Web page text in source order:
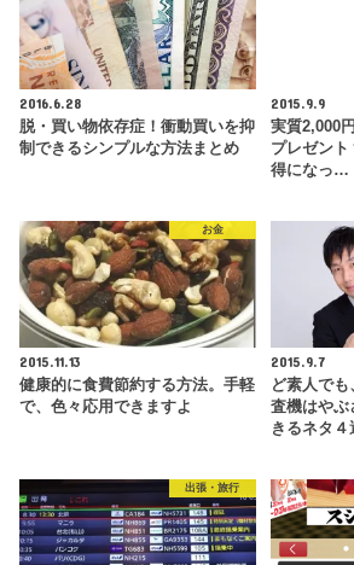
2016.6.28
脱・買い物依存症！衝動買いを抑
制できるシンプルな方法まとめ
2015.9.9
実質2,000
プレゼン
得になっ…
お金
2015.11.13
健康的に食費節約する方法。手軽
で、色々応用できますよ
2015.9.7
ど素人で
査機はやぶ
きるネタ４
出張・旅行